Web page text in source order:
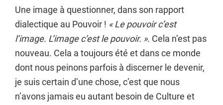
Une image à questionner, dans son rapport
dialectique au Pouvoir ! « Le pouvoir c’est
l’image. L’image c’est le pouvoir. ». Cela n’est pas
nouveau. Cela a toujours été et dans ce monde
dont nous peinons parfois à discerner le devenir,
je suis certain d’une chose, c’est que nous
n’avons jamais eu autant besoin de Culture et